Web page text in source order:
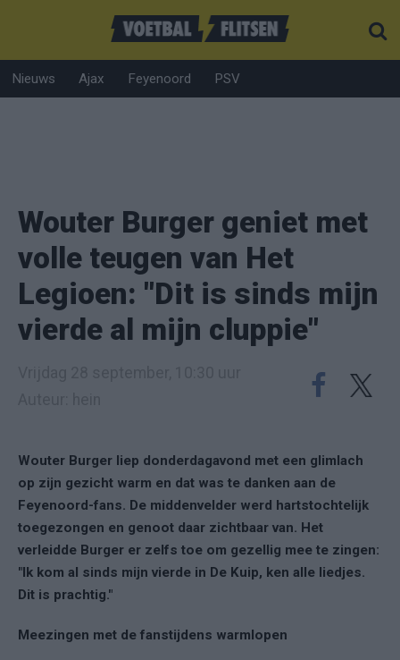
Nieuws Ajax Feyenoord PSV
Wouter Burger geniet met
volle teugen van Het
Legioen: "Dit is sinds mijn
vierde al mijn cluppie"
Wouter Burger liep donderdagavond met een glimlach
op zijn gezicht warm en dat was te danken aan de
Feyenoord-fans. De middenvelder werd hartstochtelijk
toegezongen en genoot daar zichtbaar van. Het
verleidde Burger er zelfs toe om gezellig mee te zingen:
"Ik kom al sinds mijn vierde in De Kuip, ken alle liedjes.
Dit is prachtig."
Meezingen met de fanstijdens warmlopen